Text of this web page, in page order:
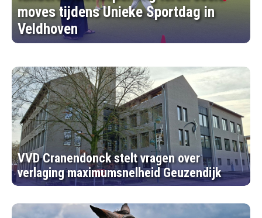
moves tijdens Unieke Sportdag in
Veldhoven
VVD Cranendonck stelt vragen over
verlaging maximumsnelheid Geuzendijk